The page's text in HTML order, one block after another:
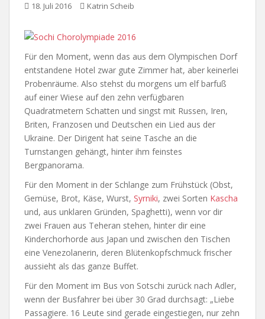
18. Juli 2016 Katrin Scheib
Für den Moment, wenn das aus dem Olympischen Dorf
entstandene Hotel zwar gute Zimmer hat, aber keinerlei
Probenräume. Also stehst du morgens um elf barfuß
auf einer Wiese auf den zehn verfügbaren
Quadratmetern Schatten und singst mit Russen, Iren,
Briten, Franzosen und Deutschen ein Lied aus der
Ukraine. Der Dirigent hat seine Tasche an die
Turnstangen gehängt, hinter ihm feinstes
Bergpanorama.
Für den Moment in der Schlange zum Frühstück (Obst,
Gemüse, Brot, Käse, Wurst, Syrniki, zwei Sorten Kascha
und, aus unklaren Gründen, Spaghetti), wenn vor dir
zwei Frauen aus Teheran stehen, hinter dir eine
Kinderchorhorde aus Japan und zwischen den Tischen
eine Venezolanerin, deren Blütenkopfschmuck frischer
aussieht als das ganze Buffet.
Für den Moment im Bus von Sotschi zurück nach Adler,
wenn der Busfahrer bei über 30 Grad durchsagt: „Liebe
Passagiere. 16 Leute sind gerade eingestiegen, nur zehn